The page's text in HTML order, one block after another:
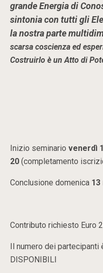
grande Energia di
sintonia con tutti gli
la nostra parte
scarsa coscienza ed
Costruirlo è un Atto di
Inizio seminario venerdì
20 (completamento
Conclusione domenica
Contributo richiesto Euro
Il numero dei partecipanti
DISPONIBILI